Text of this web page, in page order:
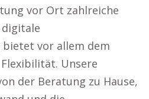
vor Ort zahlreiche
vor allem dem
Unsere
der Beratung zu Hause,